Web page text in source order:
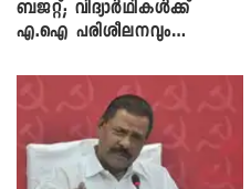
ബജറ്റ്; വിദ്യാർഥികൾക്ക്
എ.ഐ പരിശീലനവും